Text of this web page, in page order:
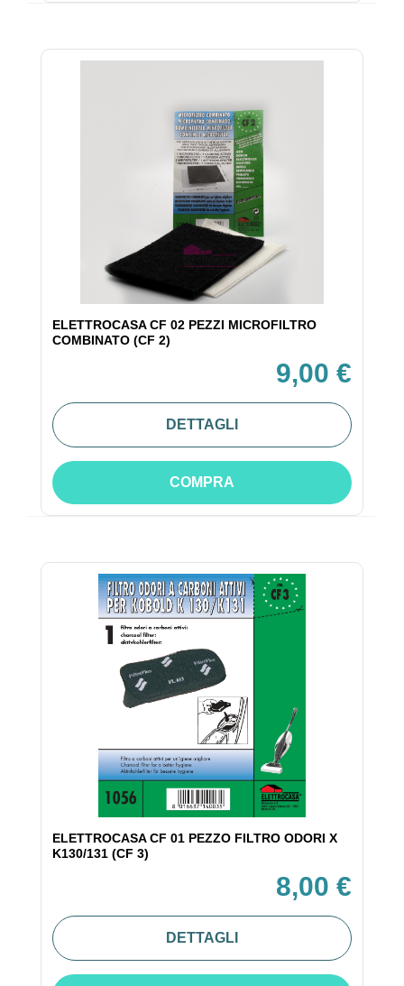
ELETTROCASA CF 02 PEZZI MICROFILTRO
COMBINATO (CF 2)
9,00 €
DETTAGLI
COMPRA
ELETTROCASA CF 01 PEZZO FILTRO ODORI X
K130/131 (CF 3)
8,00 €
DETTAGLI